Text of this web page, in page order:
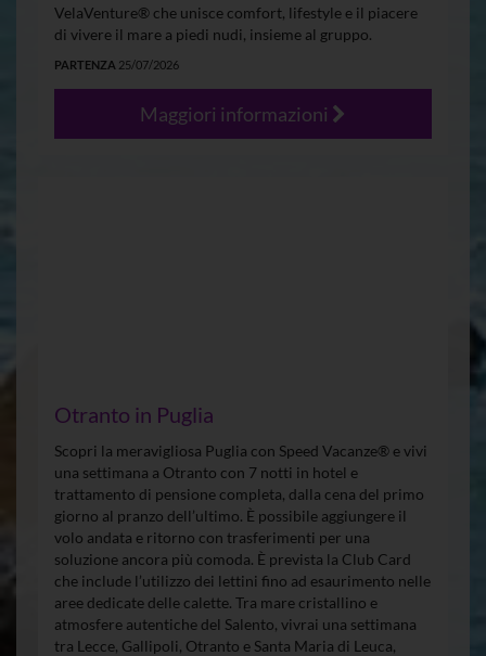
VelaVenture® che unisce comfort, lifestyle e il piacere
di vivere il mare a piedi nudi, insieme al gruppo.
PARTENZA 25/07/2026
Maggiori informazioni
Otranto in Puglia
Scopri la meravigliosa Puglia con Speed Vacanze® e vivi
una settimana a Otranto con 7 notti in hotel e
trattamento di pensione completa, dalla cena del primo
giorno al pranzo dell’ultimo. È possibile aggiungere il
volo andata e ritorno con trasferimenti per una
soluzione ancora più comoda. È prevista la Club Card
che include l’utilizzo dei lettini fino ad esaurimento nelle
aree dedicate delle calette. Tra mare cristallino e
atmosfere autentiche del Salento, vivrai una settimana
tra Lecce, Gallipoli, Otranto e Santa Maria di Leuca,